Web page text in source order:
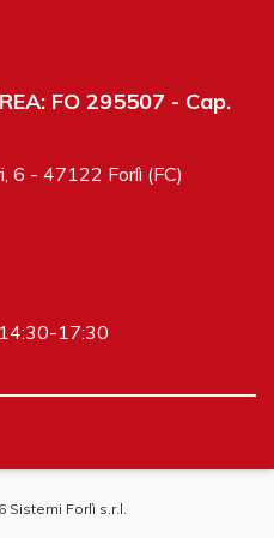
FO 295507 - Cap.
6 - 47122 Forlì (FC)
17:30
Sistemi Forlì s.r.l.